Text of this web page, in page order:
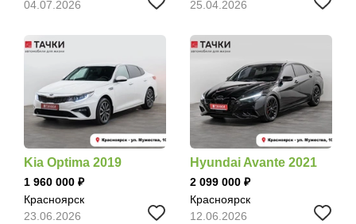
04.07.2026
25.04.2026
Kia Optima 2019
1 960 000
Красноярск
23.06.2026
Hyundai Avante 2021
2 099 000
Красноярск
12.06.2026